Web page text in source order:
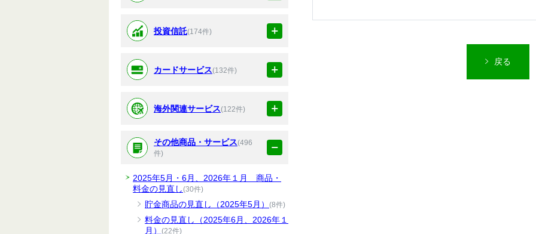
投資信託(174件)
カードサービス(132件)
海外関連サービス(122件)
その他商品・サービス(496
件)
2025年5月・6月、2026年１月 商品・
料金の見直し(30件)
貯金商品の見直し（2025年5月） (8件)
料金の見直し（2025年6月、2026年１
月） (22件)
戻る